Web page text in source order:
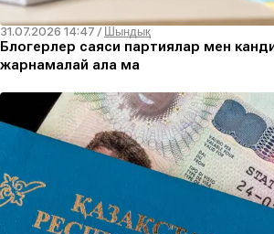
31.07.2026 14:47 / Шындық
Блогерлер саяси партиялар мен
жарнамалай ала ма